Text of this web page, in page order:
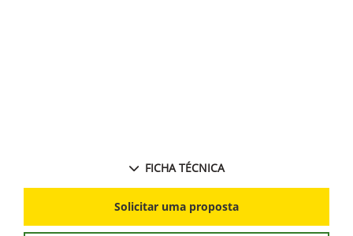
FICHA TÉCNICA
Solicitar uma proposta